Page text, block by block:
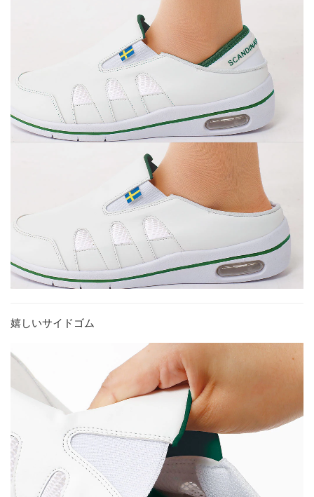
嬉しいサイドゴム